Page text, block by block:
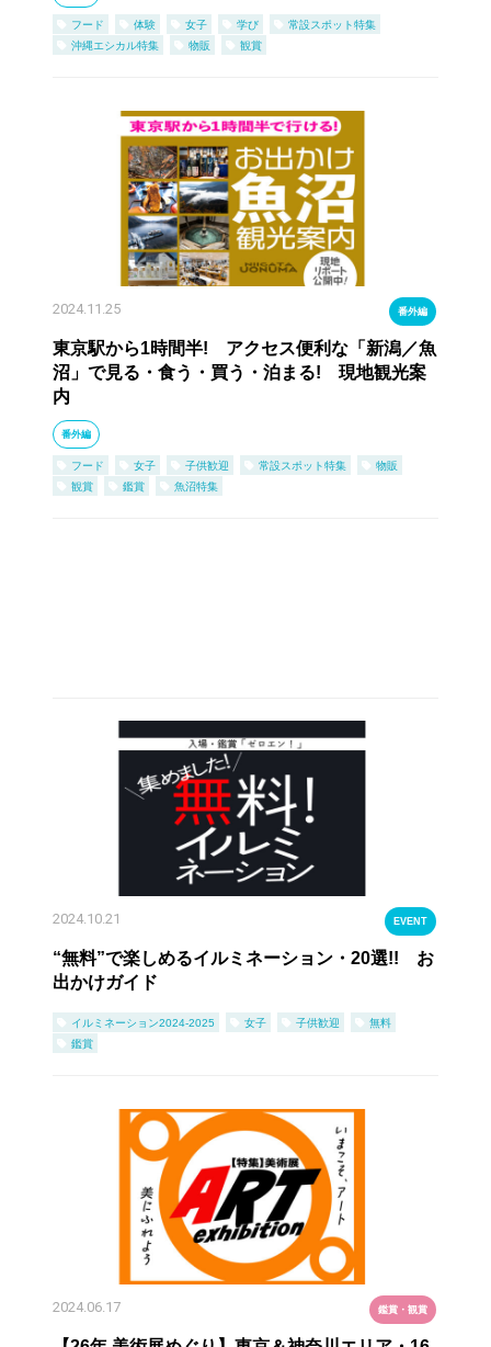
フード 体験 女子 学び
常設スポット特集
沖縄エシカル特集
物販 観賞
2024.11.25 番外編
東京駅から1時間半! アクセス便利な「新潟／魚
沼」で見る・食う・買う・泊まる! 現地観光案
内
番外編
フード 女子 子供歓迎 常設スポット特集
物販
観賞
鑑賞 魚沼特集
2024.10.21 EVENT
“無料”で楽しめるイルミネーション・20選!! お
出かけガイド
イルミネーション2024-2025 女子 子供歓迎
無料
鑑賞
2024.06.17 鑑賞・観賞